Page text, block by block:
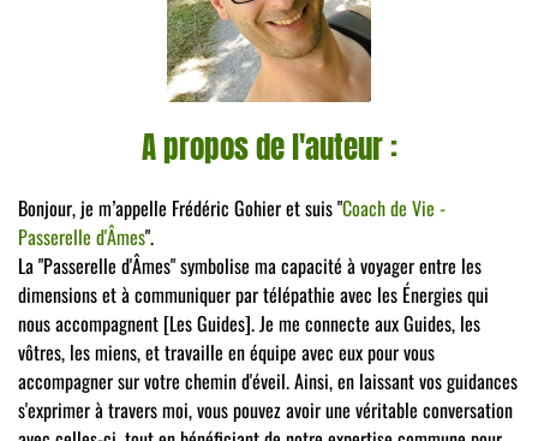
A propos de l'auteur :
Bonjour, je m’appelle Frédéric Gohier et suis "Coach de Vie -
Passerelle d'Âmes".
La "Passerelle d'Âmes" symbolise ma capacité à voyager entre les
dimensions et à communiquer par télépathie avec les Énergies qui
nous accompagnent [Les Guides]. Je me connecte aux Guides, les
vôtres, les miens, et travaille en équipe avec eux pour vous
accompagner sur votre chemin d'éveil. Ainsi, en laissant vos guidances
s'exprimer à travers moi, vous pouvez avoir une véritable conversation